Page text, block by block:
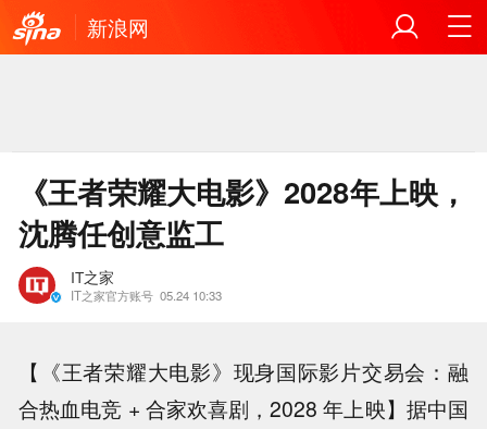
新浪网
《王者荣耀大电影》2028年上映，
沈腾任创意监工
IT之家
IT之家官方账号 05.24 10:33
【《王者荣耀大电影》现身国际影片交易会：融
合热血电竞 + 合家欢喜剧，2028 年上映】据中国